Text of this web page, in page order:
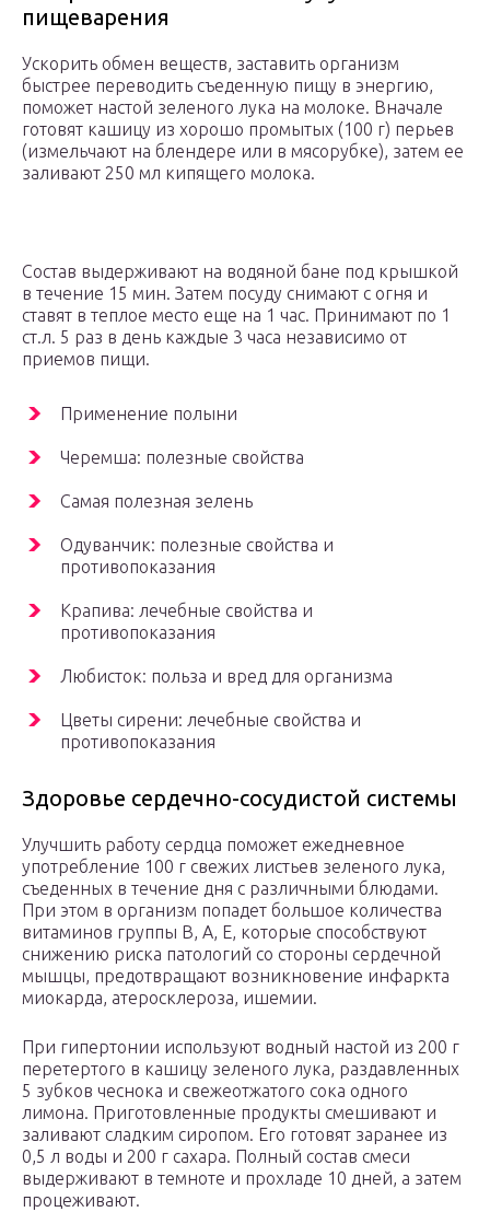
пищеварения
Ускорить обмен веществ, заставить организм
быстрее переводить съеденную пищу в энергию,
поможет настой зеленого лука на молоке. Вначале
готовят кашицу из хорошо промытых (100 г) перьев
(измельчают на блендере или в мясорубке), затем ее
заливают 250 мл кипящего молока.
Состав выдерживают на водяной бане под крышкой
в течение 15 мин. Затем посуду снимают с огня и
ставят в теплое место еще на 1 час. Принимают по 1
ст.л. 5 раз в день каждые 3 часа независимо от
приемов пищи.
Применение полыни
Черемша: полезные свойства
Самая полезная зелень
Одуванчик: полезные свойства и
противопоказания
Крапива: лечебные свойства и
противопоказания
Любисток: польза и вред для организма
Цветы сирени: лечебные свойства и
противопоказания
Здоровье сердечно-сосудистой системы
Улучшить работу сердца поможет ежедневное
употребление 100 г свежих листьев зеленого лука,
съеденных в течение дня с различными блюдами.
При этом в организм попадет большое количества
витаминов группы В, А, Е, которые способствуют
снижению риска патологий со стороны сердечной
мышцы, предотвращают возникновение инфаркта
миокарда, атеросклероза, ишемии.
При гипертонии используют водный настой из 200 г
перетертого в кашицу зеленого лука, раздавленных
5 зубков чеснока и свежеотжатого сока одного
лимона. Приготовленные продукты смешивают и
заливают сладким сиропом. Его готовят заранее из
0,5 л воды и 200 г сахара. Полный состав смеси
выдерживают в темноте и прохладе 10 дней, а затем
процеживают.